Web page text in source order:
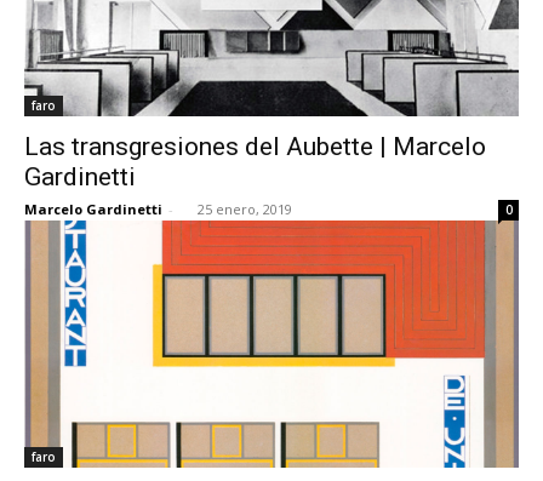
faro
Las transgresiones del Aubette | Marcelo
Gardinetti
Marcelo Gardinetti - 25 enero, 2019 0
faro